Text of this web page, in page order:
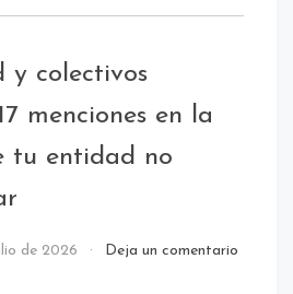
y colectivos
menciones en la
tu entidad no
de 2026
call
Deja un comentario